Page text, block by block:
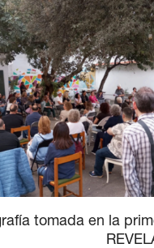
tomada en la